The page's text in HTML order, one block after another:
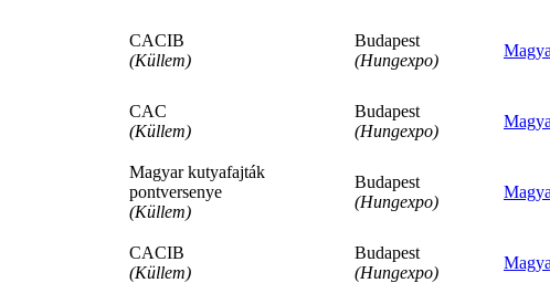
CACIB
(Küllem)
Budapest
(Hungexpo)
CAC
(Küllem)
Budapest
(Hungexpo)
Magyar kutyafajták
pontversenye
(Küllem)
Budapest
(Hungexpo)
CACIB
(Küllem)
Budapest
(Hungexpo)